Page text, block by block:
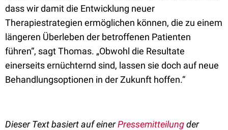
dass wir damit die Entwicklung neuer
Therapiestrategien ermöglichen können, die zu einem
längeren Überleben der betroffenen Patienten
führen“, sagt Thomas. „Obwohl die Resultate
einerseits ernüchternd sind, lassen sie doch auf neue
Behandlungsoptionen in der Zukunft hoffen.“
Dieser Text basiert auf einerPressemitteilungder